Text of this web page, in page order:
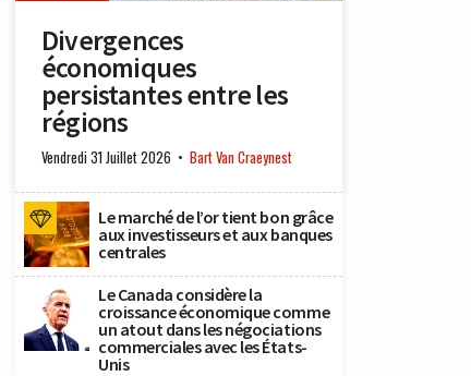
Divergences
économiques
persistantes entre les
régions
Vendredi 31 Juillet 2026 Bart Van Craeynest
Le marché de l’or tient bon grâce
aux investisseurs et aux banques
centrales
Le Canada considère la
croissance économique comme
un atout dans les négociations
commerciales avec les États-
Unis